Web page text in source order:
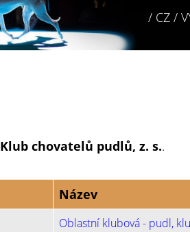
/ CZ /
Klub chovatelů pudlů, z. s..
Název
Oblastní klubová - pudl,